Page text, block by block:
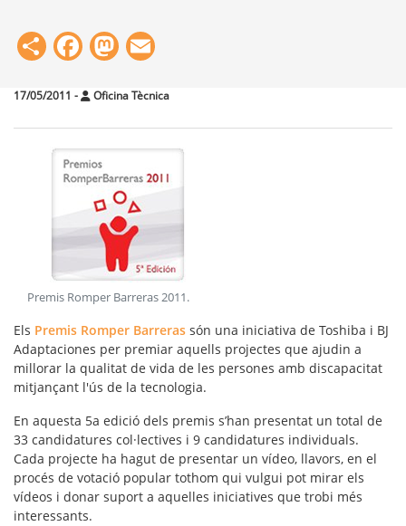
ShareFacebook
Mastodon
17/05/2011 - Oficina Tècnica
Premis Romper Barreras 2011.
Els Premis Romper Barreras són una iniciativa de Toshiba i BJ
Adaptaciones per premiar aquells projectes que ajudin a
millorar la qualitat de vida de les persones amb discapacitat
mitjançant l'ús de la tecnologia.
En aquesta 5a edició dels premis s’han presentat un total de
33 candidatures col·lectives i 9 candidatures individuals.
Cada projecte ha hagut de presentar un vídeo, llavors, en el
procés de votació popular tothom qui vulgui pot mirar els
vídeos i donar suport a aquelles iniciatives que trobi més
interessants.